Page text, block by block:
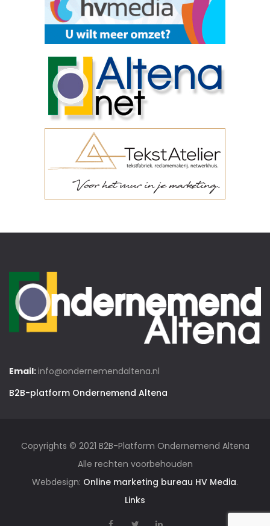
Email:info@ondernemendaltena.nl
B2B-platform Ondernemend Altena
Copyrights © 2021 B2B-Platform Ondernemend Altena
Alle rechten voorbehouden
Webdesign: Online marketing bureau HV Media.
Links